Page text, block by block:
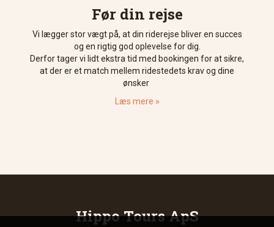
Før din rejse
Vi lægger stor vægt på, at din riderejse bliver en succes
og en rigtig god oplevelse for dig.
Derfor tager vi lidt ekstra tid med bookingen for at sikre,
at der er et match mellem ridestedets krav og dine
ønsker
Læs mere »
Hippo Tours ApS